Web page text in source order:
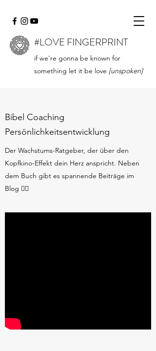
#LOVE FINGERPRINT
if we're gonna be known for
something let it be love [unspoken]
Bibel Coaching
Persönlichkeitsentwicklung
Der Wachstums-Ratgeber, der über den
Kopfkino-Effekt dein Herz anspricht. Neben
dem Buch gibt es spannende Beiträge im
Blog 👇🏻